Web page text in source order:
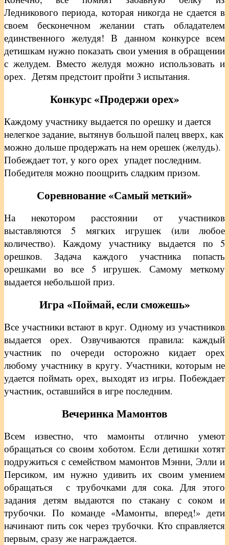
Ледникового периода, которая никогда не сдается в
своем бесконечном желании стать обладателем
единственного желудя! В данном конкурсе всем
детишкам нужно показать свои умения в обращении
с желудем. Вместо желудя можно использовать и
орех. Детям предстоит пройти 3 испытания.
Конкурс «Продержи орех»
Каждому участнику выдается по орешку и дается
нелегкое задание, вытянув большой палец вверх, как
можно дольше продержать на нем орешек (желудь).
Побеждает тот, у кого орех упадет последним.
Победителя можно поощрить сладким призом.
Соревнование «Самый меткий»
На некотором расстоянии от участников
выставляются 5 мягких игрушек (или любое
количество). Каждому участнику выдается по 5
орешков. Задача каждого участника попасть
орешками во все 5 игрушек. Самому меткому
выдается небольшой приз.
Игра «Поймай, если сможешь»
Все участники встают в круг. Одному из участников
выдается орех. Озвучиваются правила: каждый
участник по очереди осторожно кидает орех
любому участнику в кругу. Участники, которым не
удается поймать орех, выходят из игры. Побеждает
участник, оставшийся в игре последним.
Вечеринка Мамонтов
Всем известно, что мамонты отлично умеют
обращаться со своим хоботом. Если детишки хотят
подружиться с семейством мамонтов Мэнни, Элли и
Персиком, им нужно удивить их своим умением
обращаться с трубочками для сока. Для этого
задания детям выдаются по стакану с соком и
трубочки. По команде «Мамонты, вперед!» дети
начинают пить сок через трубочки. Кто справляется
первым, сразу же награждается.